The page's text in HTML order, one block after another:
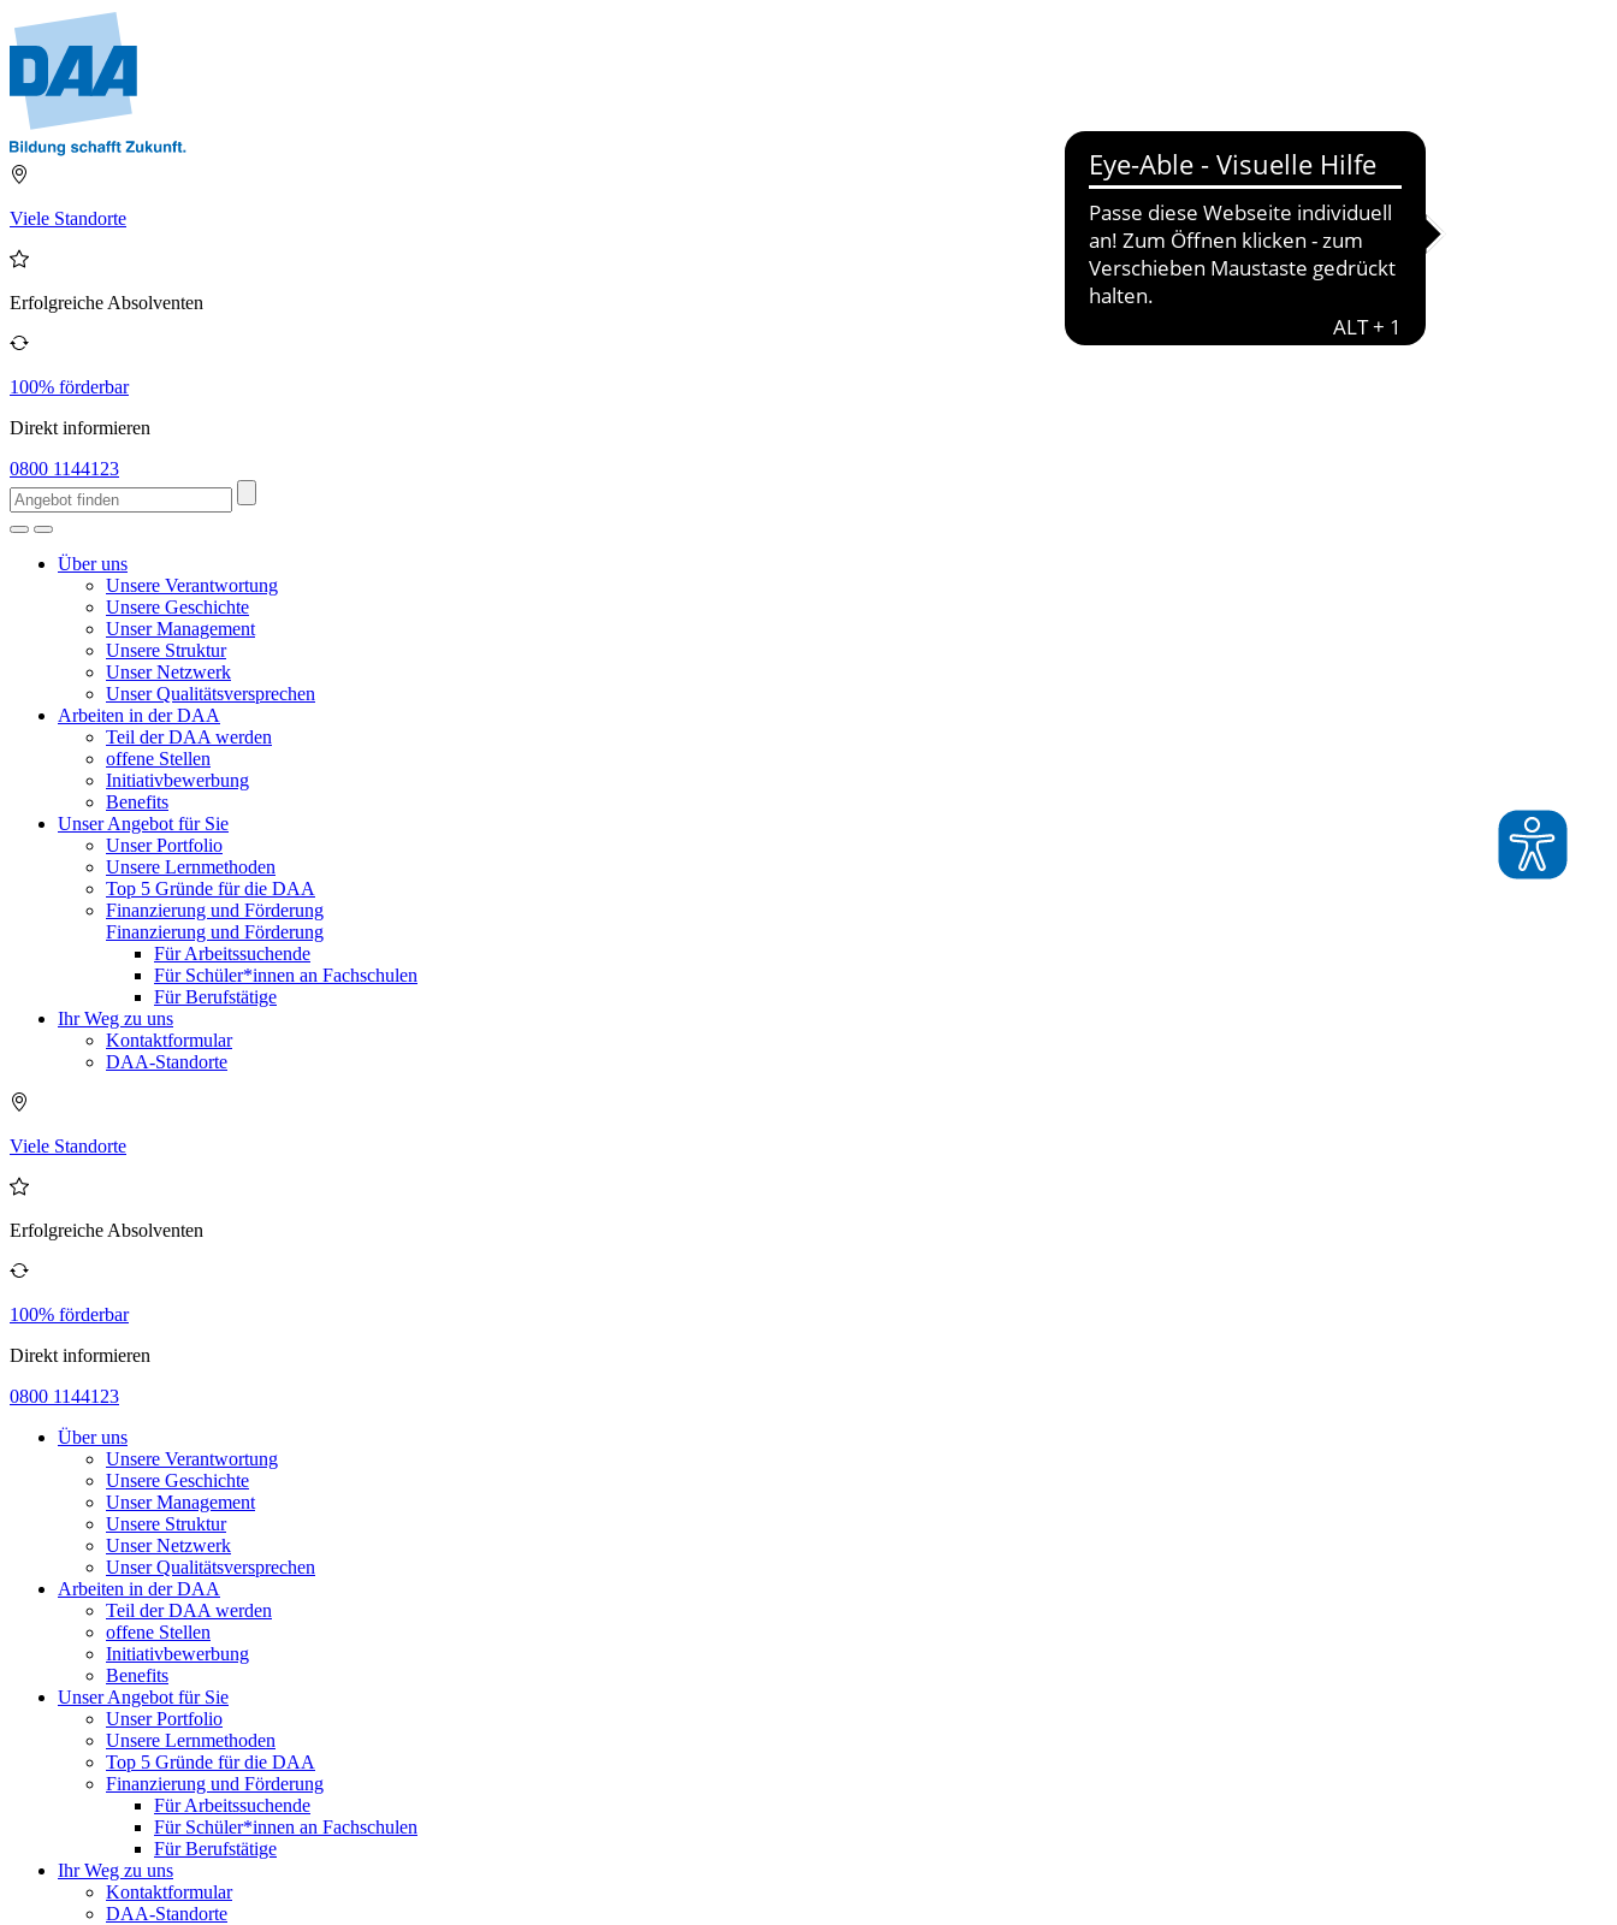
Viele Standorte
Erfolgreiche Absolventen
100% förderbar
Direkt informieren
0800 1144123
Über uns
Unsere Verantwortung
Unsere Geschichte
Unser Management
Unsere Struktur
Unser Netzwerk
Unser Qualitätsversprechen
Arbeiten in der DAA
Teil der DAA werden
offene Stellen
Initiativbewerbung
Benefits
Unser Angebot für Sie
Unser Portfolio
Unsere Lernmethoden
Top 5 Gründe für die DAA
Finanzierung und Förderung
Finanzierung und Förderung
Für Arbeitssuchende
Für Schüler*innen an Fachschulen
Für Berufstätige
Ihr Weg zu uns
Kontaktformular
DAA-Standorte
Viele Standorte
Erfolgreiche Absolventen
100% förderbar
Direkt informieren
0800 1144123
Über uns
Unsere Verantwortung
Unsere Geschichte
Unser Management
Unsere Struktur
Unser Netzwerk
Unser Qualitätsversprechen
Arbeiten in der DAA
Teil der DAA werden
offene Stellen
Initiativbewerbung
Benefits
Unser Angebot für Sie
Unser Portfolio
Unsere Lernmethoden
Top 5 Gründe für die DAA
Finanzierung und Förderung
Für Arbeitssuchende
Für Schüler*innen an Fachschulen
Für Berufstätige
Ihr Weg zu uns
Kontaktformular
DAA-Standorte